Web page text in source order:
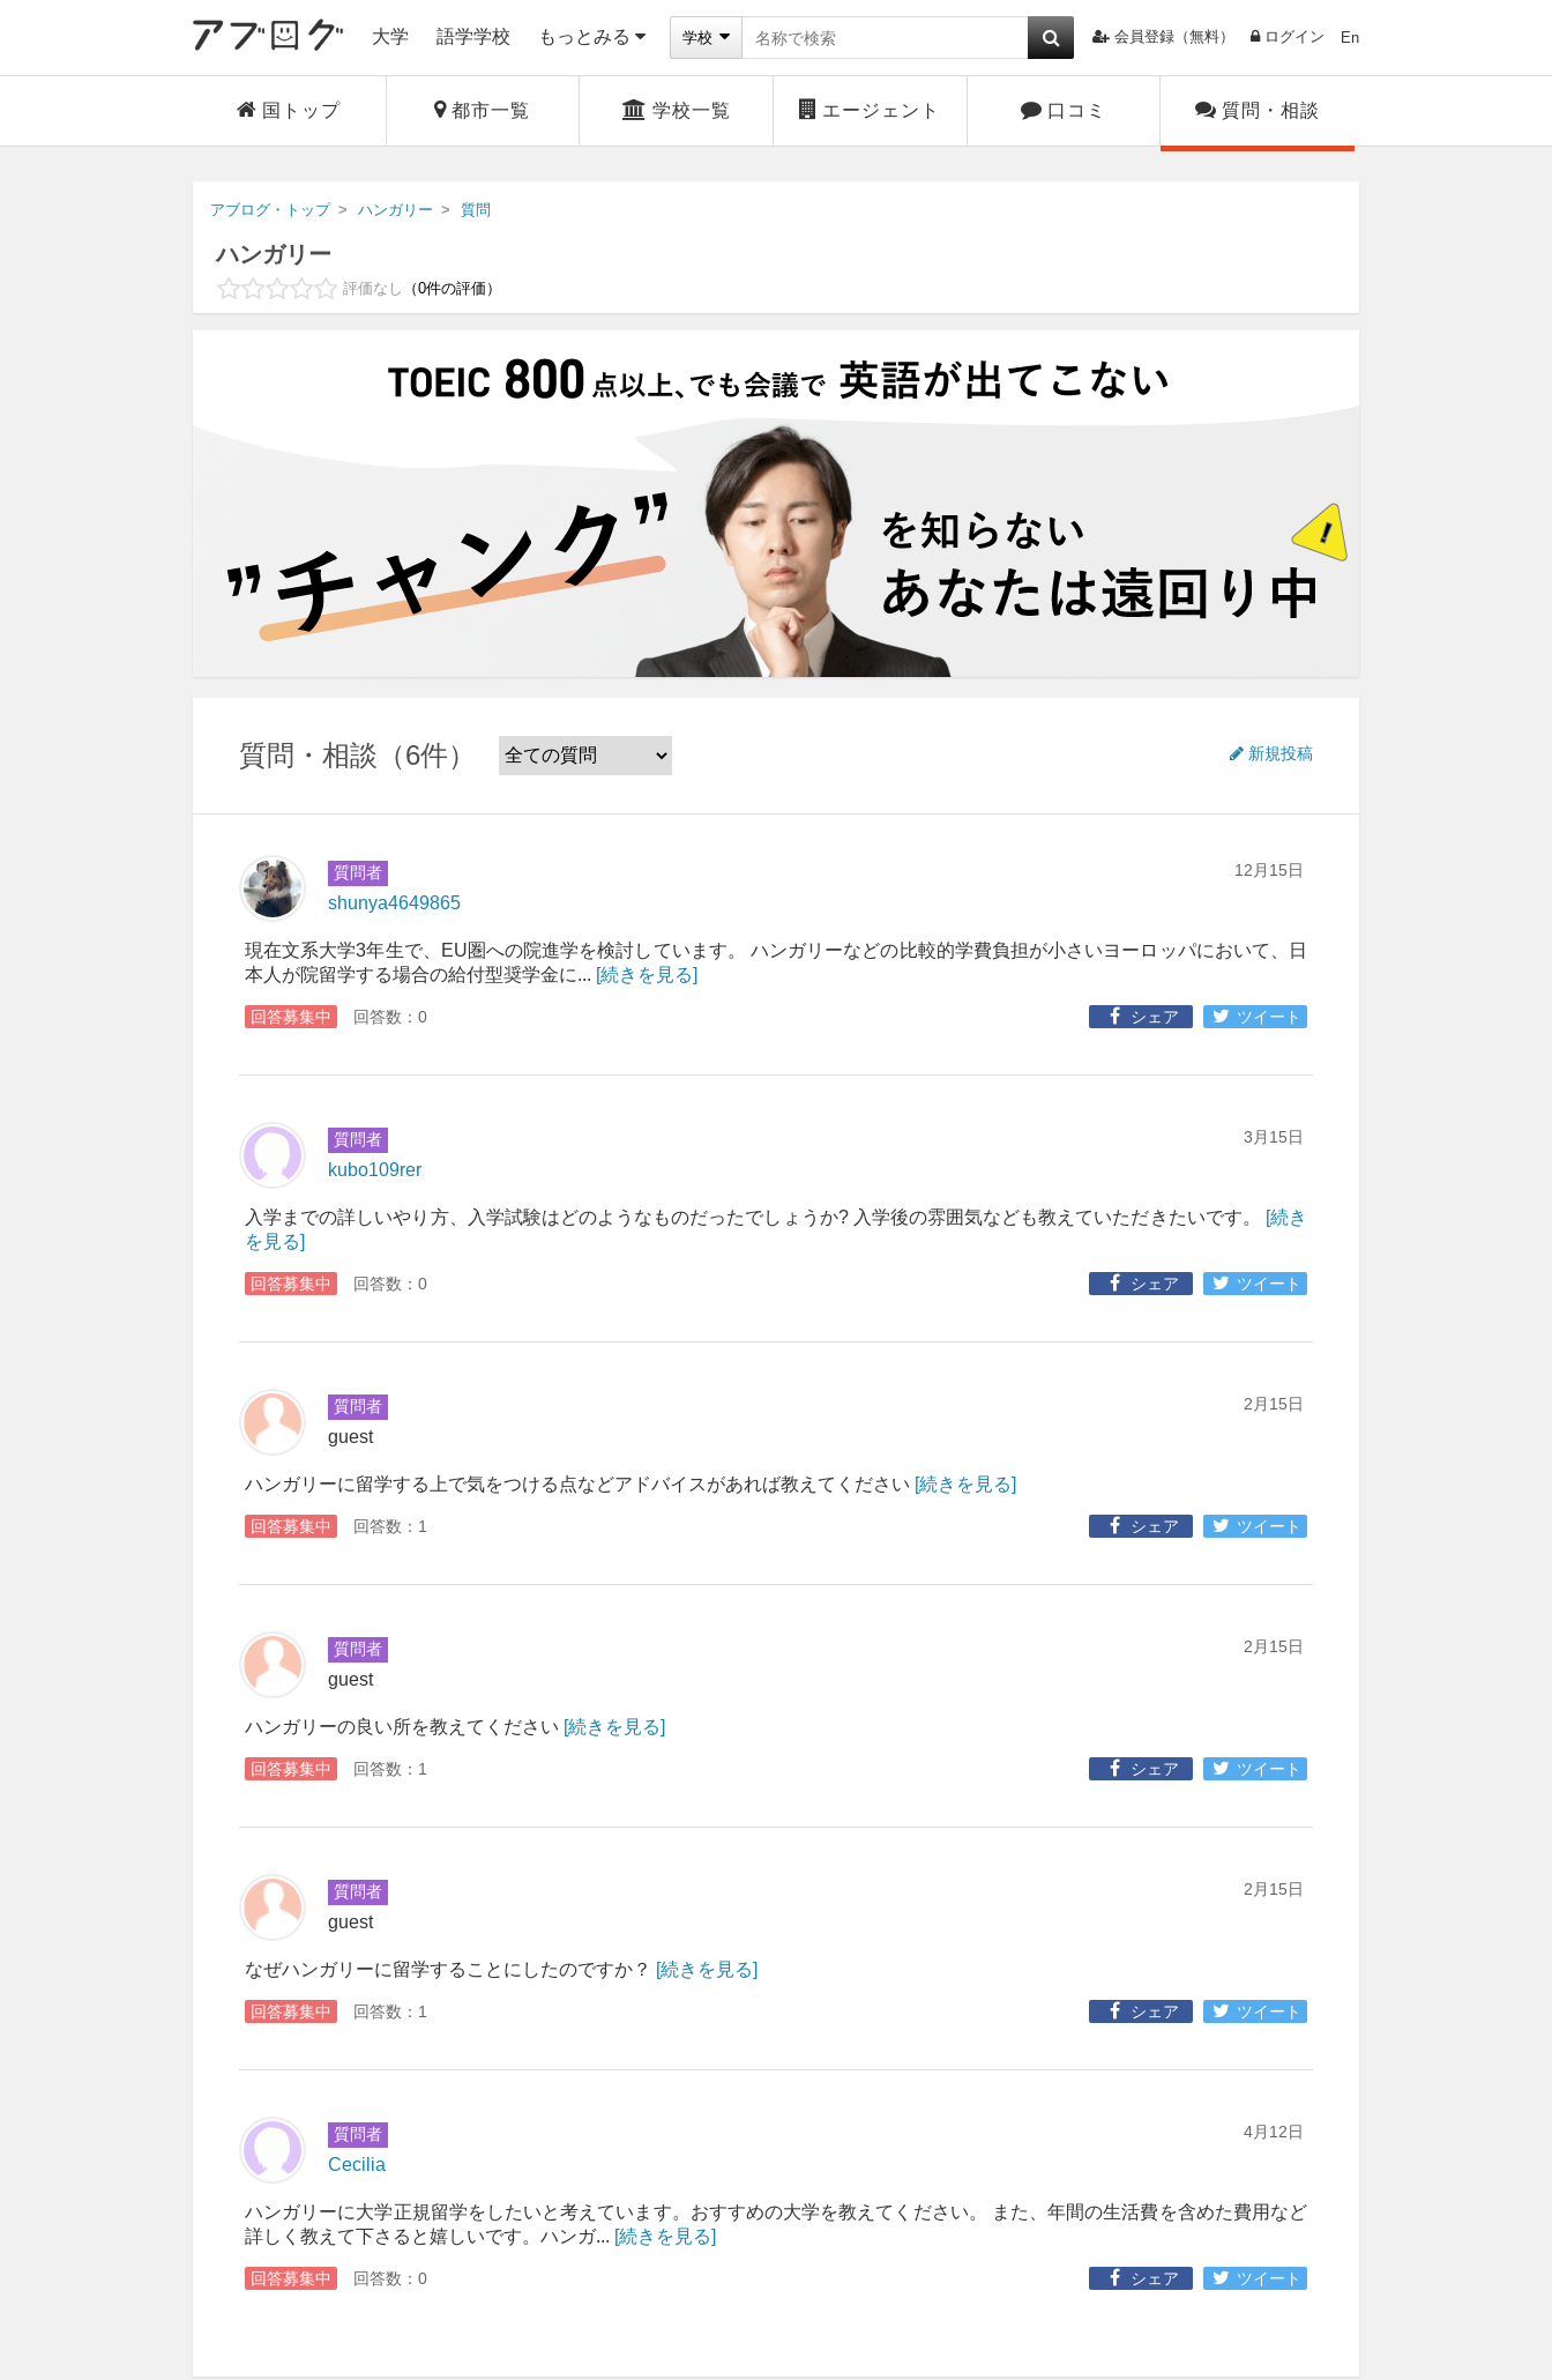
大学 語学学校 もっとみる 学校 会員登録（無料） ログイン En
国トップ 都市一覧 学校一覧 エージェント 口コミ 質問・相談
アブログ・トップ ハンガリー 質問
ハンガリー
評価なし 0件の評価
質問・相談 6件 新規投稿
質問者
shunya4649865
12月15日
現在文系大学3年生で、EU圏への院進学を検討しています。 ハンガリーなどの比較的学費負担が小さいヨーロッパにおいて、日
本人が院留学する場合の給付型奨学金に... [続きを見る]
回答募集中 回答数：0 シェア ツイート
質問者
kubo109rer
3月15日
入学までの詳しいやり方、入学試験はどのようなものだったでしょうか? 入学後の雰囲気なども教えていただきたいです。
[続き
を見る]
回答募集中 回答数：0 シェア ツイート
質問者
guest
2月15日
ハンガリーに留学する上で気をつける点などアドバイスがあれば教えてください [続きを見る]
回答募集中 回答数：1 シェア ツイート
質問者
guest
2月15日
ハンガリーの良い所を教えてください [続きを見る]
回答募集中 回答数：1 シェア ツイート
質問者
guest
2月15日
なぜハンガリーに留学することにしたのですか？ [続きを見る]
回答募集中 回答数：1 シェア ツイート
質問者
Cecilia
4月12日
ハンガリーに大学正規留学をしたいと考えています。おすすめの大学を教えてください。 また、年間の生活費を含めた費用など
詳しく教えて下さると嬉しいです。ハンガ... [続きを見る]
回答募集中 回答数：0 シェア ツイート